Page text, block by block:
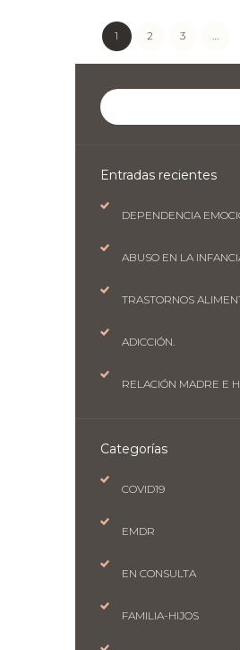
1 2 3 …
Entradas recientes
DEPENDENCIA
ABUSO EN LA
TRASTORNOS
ADICCIÓN.
RELACIÓN MADRE E
Categorías
COVID19
EMDR
EN CONSULTA
FAMILIA-HIJOS